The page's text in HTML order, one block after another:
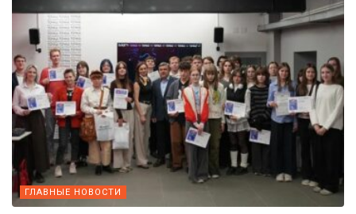
ГЛАВНЫЕ НОВОСТИ